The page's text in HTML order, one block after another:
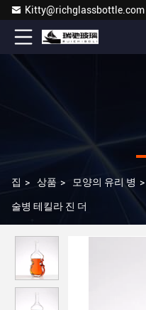
Kitty@richglassbottle.com
집 > 상품 > 모양의 유리 병 >
술병 테킬라 진 더